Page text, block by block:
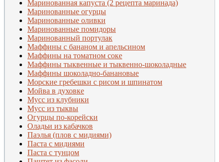
Маринованная капуста (2 рецепта маринада)
Маринованные огурцы
Маринованные оливки
Маринованные помидоры
Маринованный портулак
Маффины с бананом и апельсином
Маффины на томатном соке
Маффины тыквенные и тыквенно-шоколадные
Маффины шоколадно-банановые
Морские гребешки с рисом и шпинатом
Мойва в духовке
Мусс из клубники
Мусс из тыквы
Огурцы по-корейски
Оладьи из кабачков
Паэлья (плов с мидиями)
Паста с мидиями
Паста с тунцом